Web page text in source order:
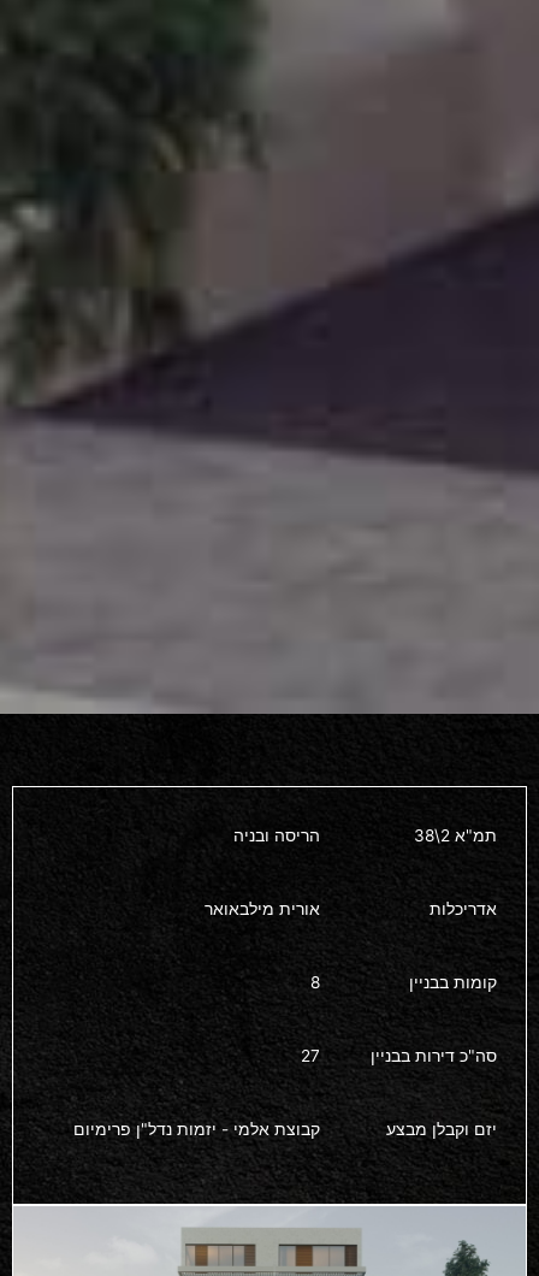
תמ"א 2\38 הריסה ובניה
אדריכלות אורית מילבאואר
קומות בבניין 8
סה"כ דירות בבניין 27
יזם וקבלן מבצע קבוצת אלמי - יזמות נדל"ן פרימיום